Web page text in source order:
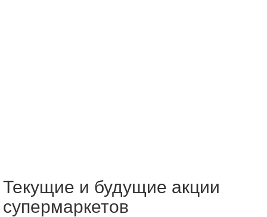
Текущие и будущие акции
супермаркетов